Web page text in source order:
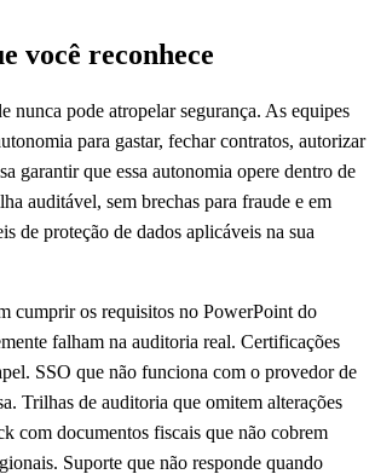
você reconhece
nunca pode atropelar segurança. As equipes
para gastar, fechar contratos, autorizar
garantir que essa autonomia opere dentro de
auditável, sem brechas para fraude e em
de proteção de dados aplicáveis na sua
cumprir os requisitos no PowerPoint do
falham na auditoria real. Certificações
SSO que não funciona com o provedor de
Trilhas de auditoria que omitem alterações
com documentos fiscais que não cobrem
Suporte que não responde quando